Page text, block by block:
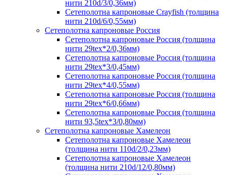
нити 210d/3/0,36мм)
Сетеполотна капроновые Crayfish (толщина
нити 210d/6/0,55мм)
Сетеполотна капроновые Россия
Сетеполотна капроновые Россия (толщина
нити 29tex*2/0,36мм)
Сетеполотна капроновые Россия (толщина
нити 29tex*3/0,45мм)
Сетеполотна капроновые Россия (толщина
нити 29tex*4/0,55мм)
Сетеполотна капроновые Россия (толщина
нити 29tex*6/0,66мм)
Сетеполотна капроновые Россия (толщина
нити 93,5tex*3/0,80мм)
Сетеполотна капроновые Хамелеон
Сетеполотна капроновые Хамелеон
(толщина нити 110d/2/0,23мм)
Сетеполотна капроновые Хамелеон
(толщина нити 210d/12/0,80мм)